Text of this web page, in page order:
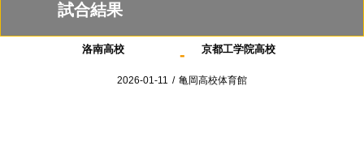
試合結果
洛南高校 - 京都工学院高校
2026-01-11 / 亀岡高校体育館